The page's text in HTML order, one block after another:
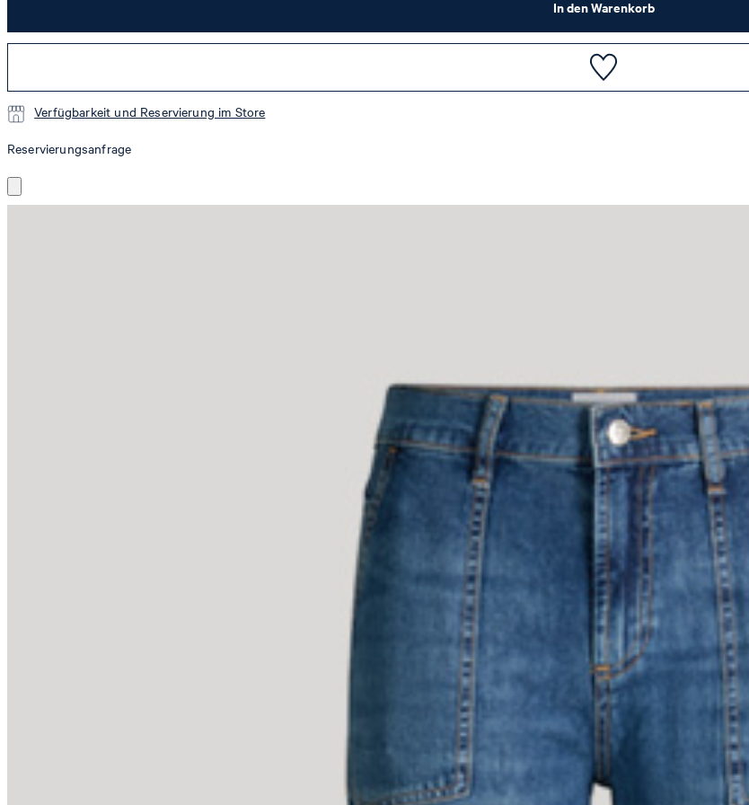
In den Warenkorb
Verfügbarkeit und Reservierung im Store
Reservierungsanfrage